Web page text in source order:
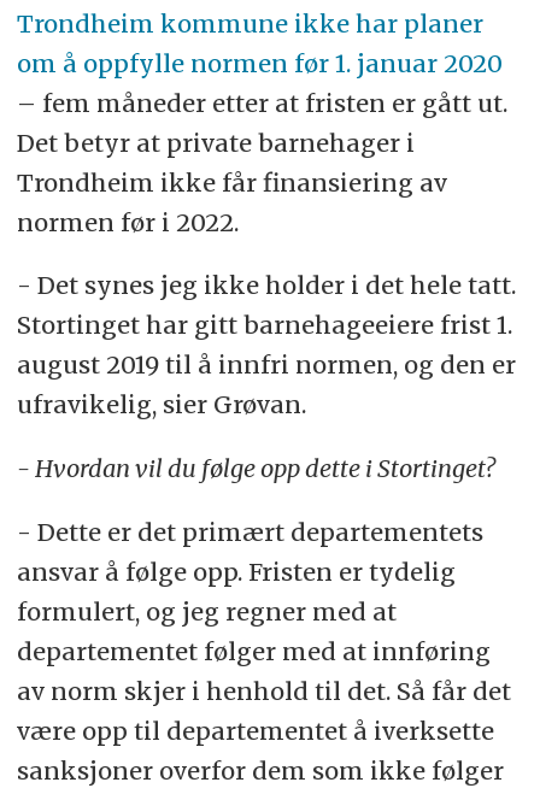
Trondheim kommune ikke har planer
om å oppfylle normen før 1. januar 2020
– fem måneder etter at fristen er gått ut.
Det betyr at private barnehager i
Trondheim ikke får finansiering av
normen før i 2022.
- Det synes jeg ikke holder i det hele tatt.
Stortinget har gitt barnehageeiere frist 1.
august 2019 til å innfri normen, og den er
ufravikelig, sier Grøvan.
- Hvordan vil du følge opp dette i Stortinget?
- Dette er det primært departementets
ansvar å følge opp. Fristen er tydelig
formulert, og jeg regner med at
departementet følger med at innføring
av norm skjer i henhold til det. Så får det
være opp til departementet å iverksette
sanksjoner overfor dem som ikke følger